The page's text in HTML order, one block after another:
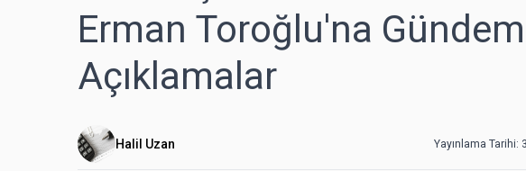
Erman Toroğlu'na
Açıklamalar
Halil Uzan Yayınlama Tarihi: